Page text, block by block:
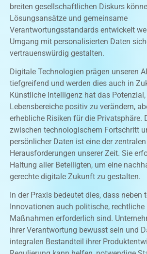
breiten gesellschaftlichen Diskurs
Lösungsansätze und gemeinsame
Verantwortungsstandards entwickelt
Umgang mit personalisierten Daten
vertrauenswürdig gestalten.
Digitale Technologien prägen unseren
tiefgreifend und werden dies auch in
Künstliche Intelligenz hat das Potenzial,
Lebensbereiche positiv zu verändern,
erhebliche Risiken für die Privatsphäre.
zwischen technologischem Fortschritt
persönlicher Daten ist eine der zentralen
Herausforderungen unserer Zeit. Sie
Haltung aller Beteiligten, um eine
gerechte digitale Zukunft zu gestalten.
In der Praxis bedeutet dies, dass neben
Innovationen auch politische,
Maßnahmen erforderlich sind.
ihrer Verantwortung bewusst sein und
integralen Bestandteil ihrer